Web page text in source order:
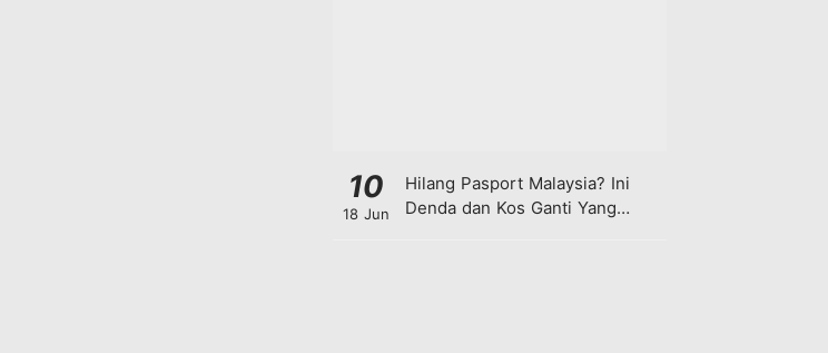
10
18 Jun
Hilang Pasport Malaysia? Ini
Denda dan Kos Ganti Yang